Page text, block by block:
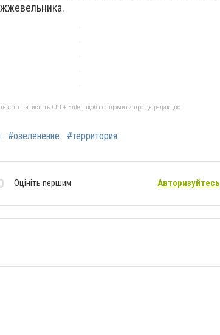
і натисніть Ctrl + Enter, щоб повідомити про це редакцію
#озеленение #территория
Оцініть першим Авторизуйтесь